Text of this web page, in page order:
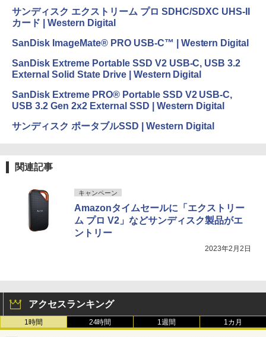
サンディスク エクストリーム プロ SDHC/SDXC UHS-II
カード | Western Digital
SanDisk ImageMate® PRO USB-C™ | Western Digital
SanDisk Extreme Portable SSD V2 USB-C, USB 3.2
External Solid State Drive | Western Digital
SanDisk Extreme PRO® Portable SSD V2 USB-C,
USB 3.2 Gen 2x2 External SSD | Western Digital
サンディスク ポータブルSSD | Western Digital
関連記事
キャンペーン
Amazonタイムセールに「エクストリー
ム プロ V2」などサンディスク製品がエ
ントリー
2023年2月2日
アクセスランキング
1時間 24時間 1週間 1カ月